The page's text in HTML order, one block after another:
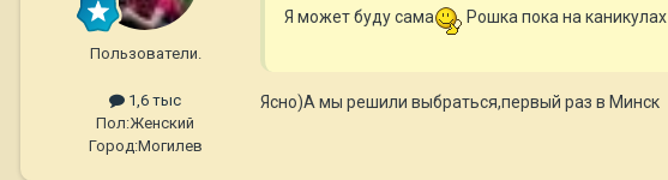
Пользователи.
1,6 тыс
Пол:Женский
Город:Могилев
Я может буду сама Рошка пока на каникулах
Ясно)А мы решили выбраться,первый раз в Минск